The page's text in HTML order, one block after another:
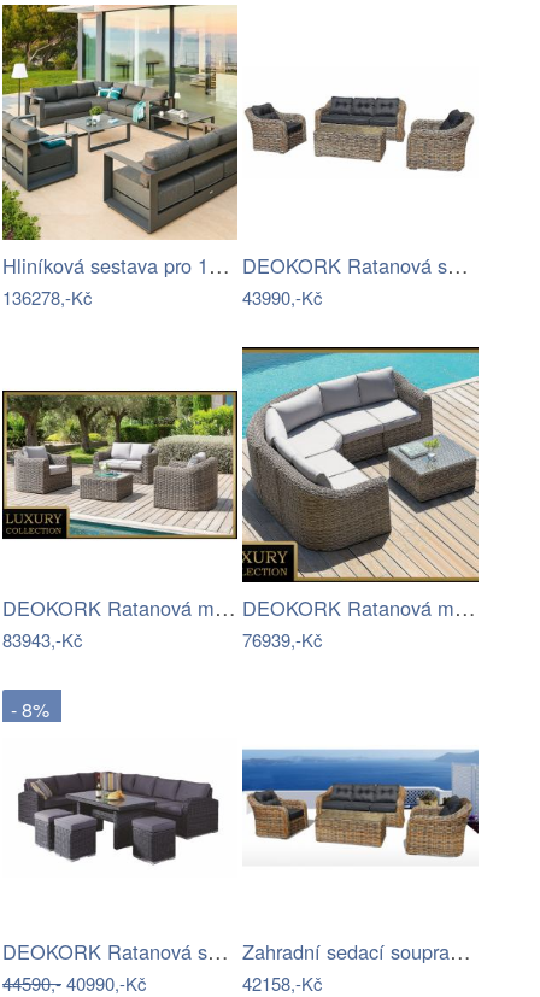
Hliníková sestava pro 10 osob MADRID …
136278,-Kč
DEOKORK Ratanová sestava CORDOBA (šedo…
43990,-Kč
DEOKORK Ratanová modulová sestava…
83943,-Kč
DEOKORK Ratanová modulová sestava…
76939,-Kč
- 8%
DEOKORK Ratanová sestava NAOMI antracit…
44590,-40990,-Kč
Zahradní sedací souprava RICHMOND…
42158,-Kč